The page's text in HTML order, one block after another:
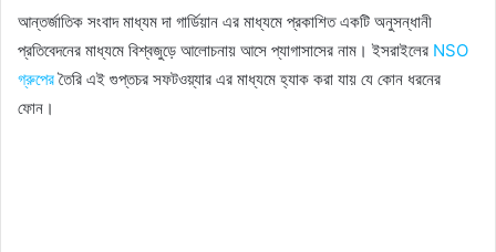
আন্তর্জাতিক সংবাদ মাধ্যম দা গার্ডিয়ান এর মাধ্যমে প্রকাশিত একটি অনুসন্ধানী
প্রতিবেদনের মাধ্যমে বিশ্বজুড়ে আলোচনায় আসে প্যাগাসাসের নাম। ইসরাইলের NSO
গ্রুপেরতৈরি এই গুপ্তচর সফটওয়্যার এর মাধ্যমে হ্যাক করা যায় যে কোন ধরনের
ফোন।